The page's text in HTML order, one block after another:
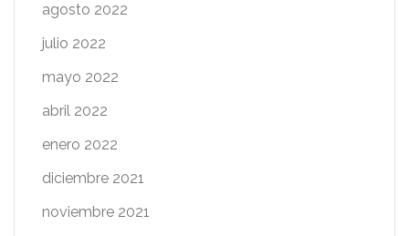
agosto 2022
julio 2022
mayo 2022
abril 2022
enero 2022
diciembre 2021
noviembre 2021